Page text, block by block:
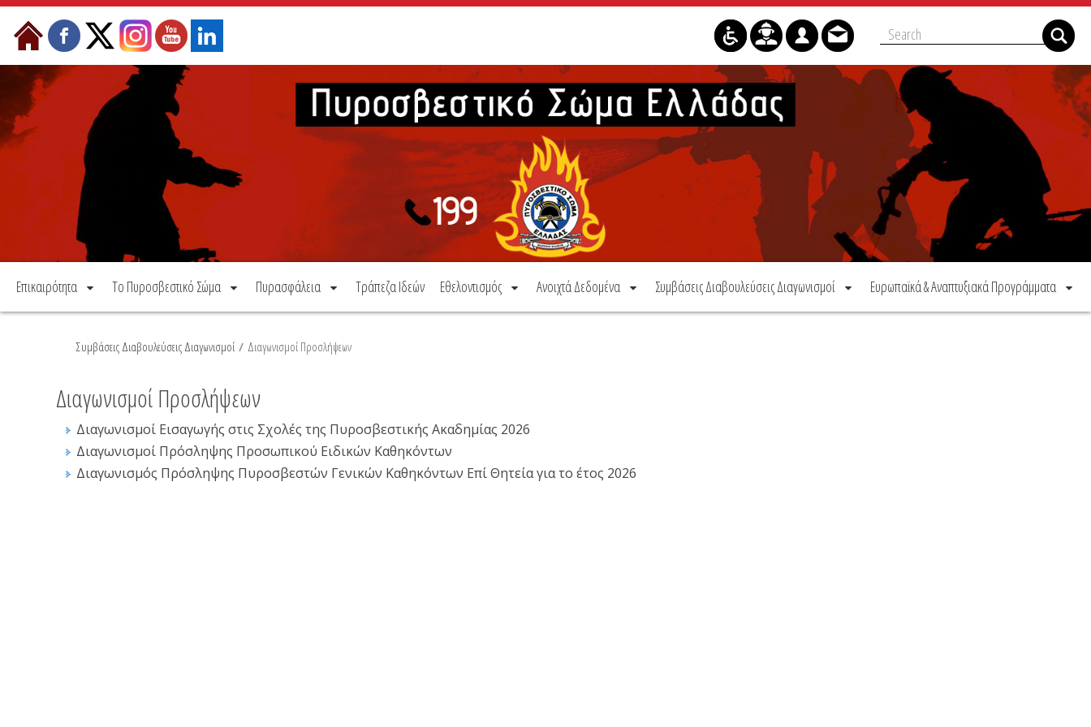
Μετάβαση στο περιεχόμενο
Επικαιρότητα Το Πυροσβεστικό Σώμα Πυρασφάλεια Τράπεζα Ιδεών Εθελοντισμός Ανοιχτά Δεδομένα Συμβάσεις Διαβουλεύσεις Διαγωνισμοί Ευρωπαϊκά & Αναπτυξιακά Προγράμματα
Συμβάσεις Διαβουλεύσεις Διαγωνισμοί / Διαγωνισμοί Προσλήψεων
Διαγωνισμοί Προσλήψεων
Διαγωνισμοί Εισαγωγής στις Σχολές της Πυροσβεστικής Ακαδημίας 2026
Διαγωνισμοί Πρόσληψης Προσωπικού Ειδικών Καθηκόντων
Διαγωνισμός Πρόσληψης Πυροσβεστών Γενικών Καθηκόντων Επί Θητεία για το έτος 2026